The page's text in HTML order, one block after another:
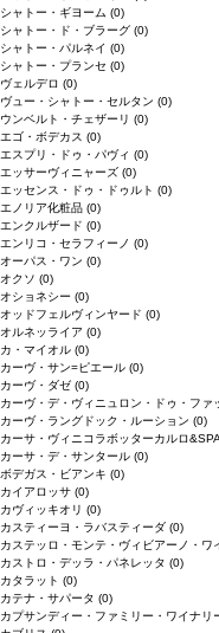
シャトー・ギヨーム (0)
シャトー・ド・ブラーグ (0)
シャトー・パルネイ (0)
シャトー・プランセ (0)
ヴェルデロ (0)
ヴュー・シャトー・セルタン (0)
ウンベルト・チェザーリ (0)
エゴ・ボデカス (0)
エスプリ・ドゥ・パヴィ (0)
エッサーヴィニャーズ (0)
エッセンス・ドゥ・ドゥルト (0)
エノリア化粧品 (0)
エンクルザード (0)
エンリコ・セラフィーノ (0)
オーパス・ワン (0)
オクソ (0)
オショネシー (0)
オッドフェルヴィンヤード (0)
オルネッライア (0)
カ・マイオル (0)
カーヴ・サン=ピエール (0)
カーヴ・ダゼ (0)
カーヴ・デ・ヴィニュロン・ドゥ・ファ
カーヴ・ラングドック・ルーション (0)
カーサ・ヴィニコラボッターカルロ&SPA
カーサ・デ・サンタール (0)
ボデガス・ビアンキ (0)
カイアロッサ (0)
カヴィッキオリ (0)
カスティーヨ・ラバスティーダ (0)
カステッロ・モンテ・ヴィビアーノ・ワ
カストロ・デッラ・パネレッタ (0)
カタラット (0)
カテナ・サパータ (0)
カプサンディー・ファミリー・ワイナリ